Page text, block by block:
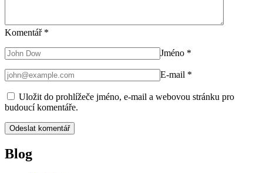
Komentář *
Jméno *
E-mail *
Uložit do prohlížeče jméno, e-mail a webovou stránku pro
budoucí komentáře.
Blog